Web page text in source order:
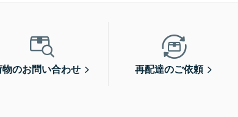
物のお問い合わせ 再配達のご依頼